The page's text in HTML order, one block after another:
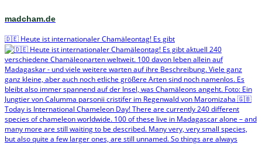
madcham.de
🇩🇪 Heute ist internationaler Chamäleontag! Es gibt